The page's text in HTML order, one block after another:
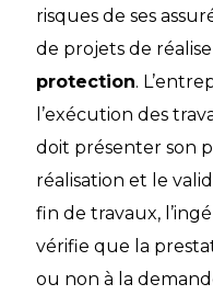
risques de ses
de projets de
protection.
l’exécution des
doit présenter son
réalisation et le
fin de travaux,
vérifie que la
ou non à la